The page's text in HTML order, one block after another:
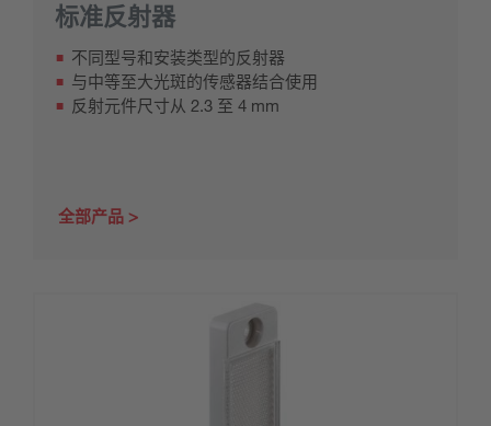
标准反射器
不同型号和安装类型的反射器
与中等至大光斑的传感器结合使用
反射元件尺寸从 2.3 至 4 mm
全部产品